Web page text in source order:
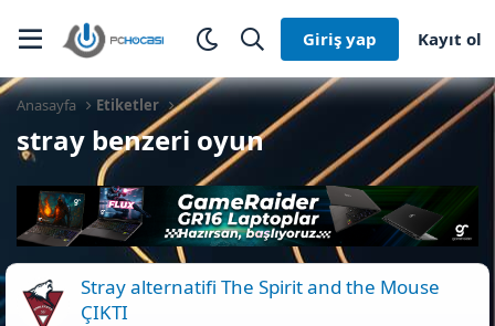
Giriş yap Kayıt ol
Anasayfa Etiketler
stray benzeri oyun
Stray alternatifi The Spirit and the Mouse
ÇIKTI